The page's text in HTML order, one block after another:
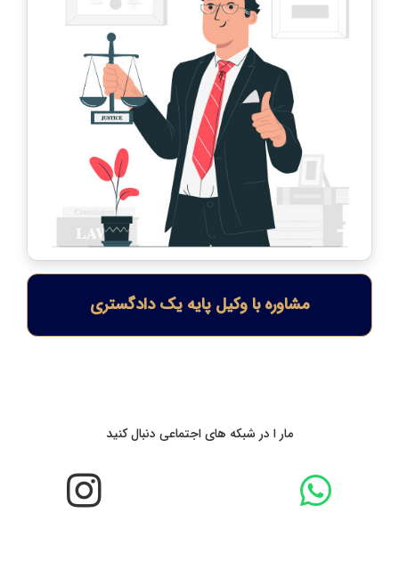
مشاوره با وکیل پایه یک دادگستری
مار ا در شبکه های اجتماعی دنبال کنید